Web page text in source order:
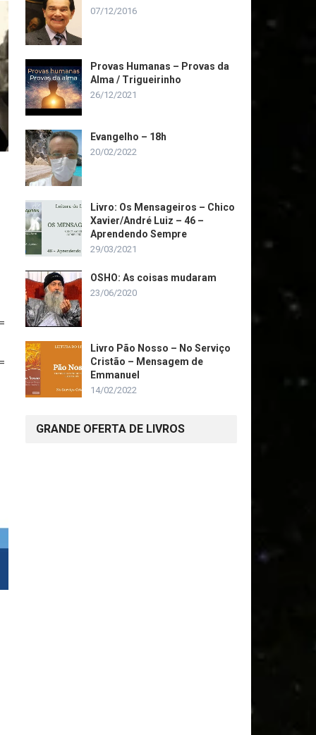
07/12/2016
Provas Humanas – Provas da
Alma / Trigueirinho
26/12/2021
Evangelho – 18h
20/02/2022
Livro: Os Mensageiros – Chico
Xavier/André Luiz – 46 –
Aprendendo Sempre
29/03/2021
OSHO: As coisas mudaram
23/06/2020
Livro Pão Nosso – No Serviço
Cristão – Mensagem de
Emmanuel
14/02/2022
GRANDE OFERTA DE LIVROS